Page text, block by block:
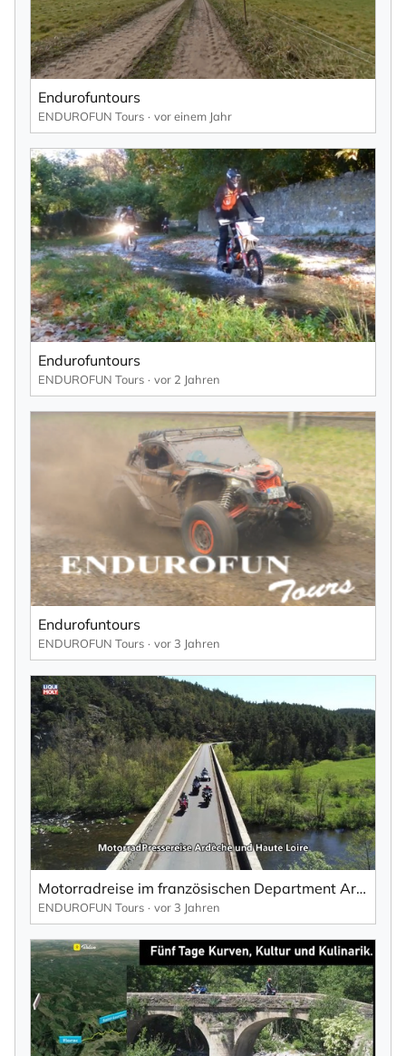
Endurofuntours
ENDUROFUN Tours vor einem Jahr
Endurofuntours
ENDUROFUN Tours vor 2 Jahren
Endurofuntours
ENDUROFUN Tours vor 3 Jahren
Motorradreise im französischen Department Ardeche & Haute Loire
ENDUROFUN Tours vor 3 Jahren